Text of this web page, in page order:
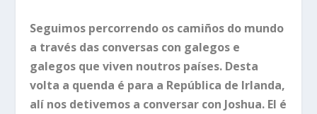
Seguimos percorrendo os camiños do mundo
a través das conversas con galegos e
galegos que viven noutros países. Desta
volta a quenda é para a República de Irlanda,
alí nos detivemos a conversar con Joshua. El é